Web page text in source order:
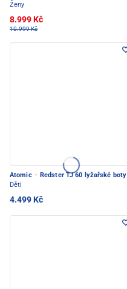
Ženy
8.999 Kč
10.999 Kč
Atomic · Redster TJ 60 lyžařské boty
Děti
4.499 Kč